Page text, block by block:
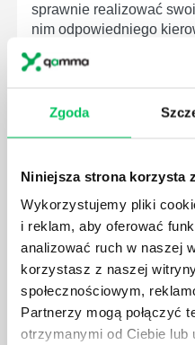
Zgoda
Niniejsza strona korzysta
Wykorzystujemy pliki
i reklam, aby oferować
analizować ruch w naszej
korzystasz z naszej
społecznościowym,
Partnerzy mogą połączyć
otrzymanymi od Ciebie lub
sprawnie realizować
nim odpowiedniego
niezbędna jest osoba
czynności wykonywane
JAK BRYGADZISTA
KOMPETENCJE
Menedżer to niezwykle
firmie. Osoba je
za realizację działań
działu.